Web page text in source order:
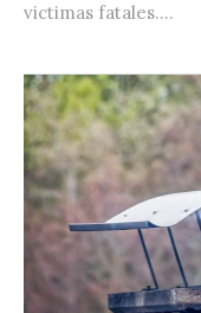
victimas fatales....